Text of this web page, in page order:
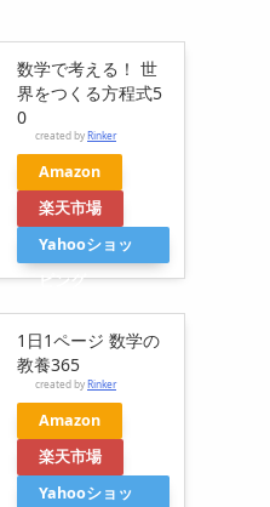
数学で考える！ 世
界をつくる方程式5
0
created by Rinker
Amazon
楽天市場
Yahooショッ
ピング
1日1ページ 数学の
教養365
created by Rinker
Amazon
楽天市場
Yahooショッ